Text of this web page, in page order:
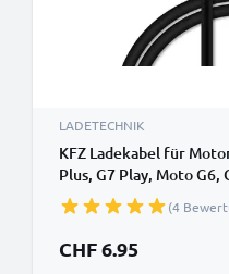
LADETECHNIK
KFZ Ladekabel für
Plus, G7 Play, Moto G6,
1.1m, 5V, 2.4A Auto
(4
CHF 6.95